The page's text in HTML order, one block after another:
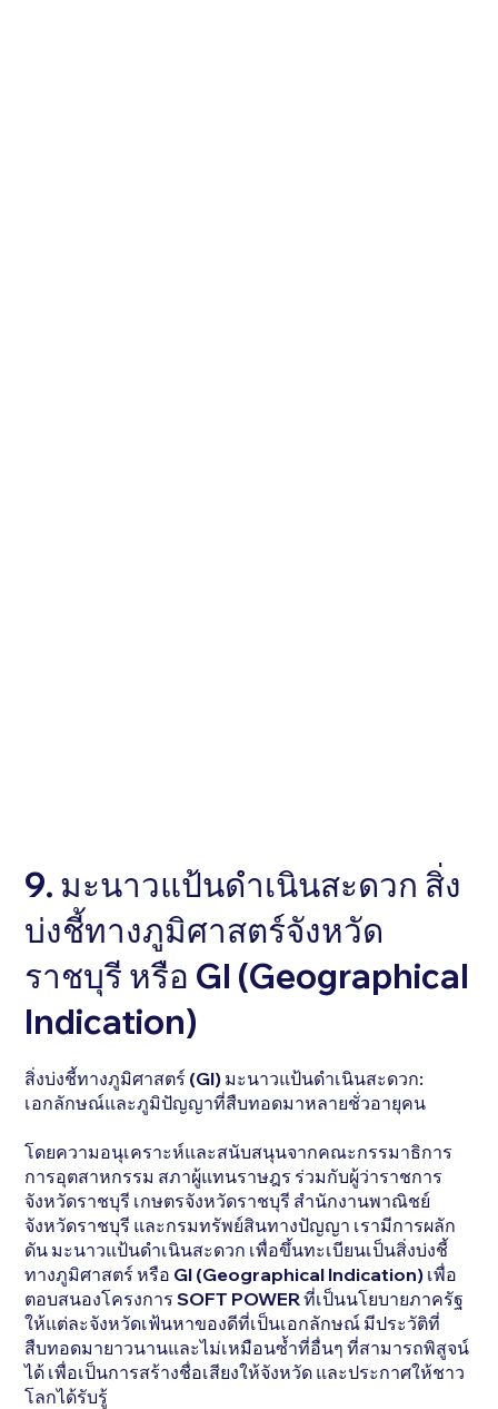
9. มะนาวแป้นดำเนินสะดวก สิ่ง
บ่งชี้ทางภูมิศาสตร์จังหวัด
ราชบุรี หรือ GI (Geographical
Indication)
สิ่งบ่งชี้ทางภูมิศาสตร์ (GI) มะนาวแป้นดำเนินสะดวก:
เอกลักษณ์และภูมิปัญญาที่สืบทอดมาหลายชั่วอายุคน
โดยความอนุเคราะห์และสนับสนุนจากคณะกรรมาธิการ
การอุตสาหกรรม สภาผู้แทนราษฎร ร่วมกับผู้ว่าราชการ
จังหวัดราชบุรี เกษตรจังหวัดราชบุรี สำนักงานพาณิชย์
จังหวัดราชบุรี และกรมทรัพย์สินทางปัญญา เรามีการผลัก
ดัน มะนาวแป้นดำเนินสะดวก เพื่อขึ้นทะเบียนเป็นสิ่งบ่งชี้
ทางภูมิศาสตร์ หรือ GI (Geographical Indication) เพื่อ
ตอบสนองโครงการ SOFT POWER ที่เป็นนโยบายภาครัฐ
ให้แต่ละจังหวัดเฟ้นหาของดีที่เป็นเอกลักษณ์ มีประวัติที่
สืบทอดมายาวนานและไม่เหมือนซ้ำที่อื่นๆ ที่สามารถพิสูจน์
ได้ เพื่อเป็นการสร้างชื่อเสียงให้จังหวัด และประกาศให้ชาว
โลกได้รับรู้